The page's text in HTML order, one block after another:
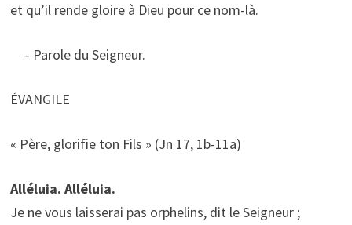
et qu’il rende gloire à Dieu pour ce nom-là.
– Parole du Seigneur.
ÉVANGILE
« Père, glorifie ton Fils » (Jn 17, 1b-11a)
Alléluia. Alléluia.
Je ne vous laisserai pas orphelins, dit le Seigneur ;